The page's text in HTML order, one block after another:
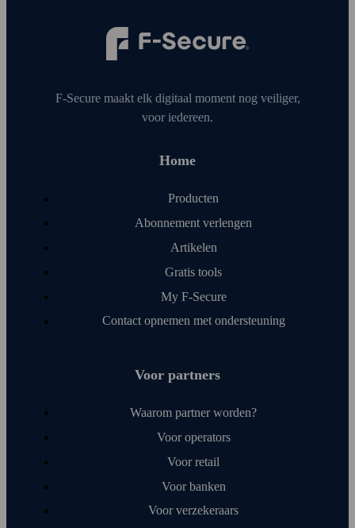
F‑Secure maakt elk digitaal moment nog veiliger,
voor iedereen.
Home
Producten
Abonnement verlengen
Artikelen
Gratis tools
My F‑Secure
Contact opnemen met onder­steuning
Voor partners
Waarom partner worden?
Voor operators
Voor retail
Voor banken
Voor verzekeraars